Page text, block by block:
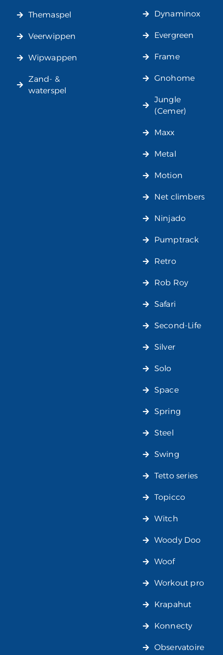
Themaspel
Veerwippen
Wipwappen
Zand- &
waterspel
Dynaminox
Evergreen
Frame
Gnohome
Jungle
(Cemer)
Maxx
Metal
Motion
Net climbers
Ninjado
Pumptrack
Retro
Rob Roy
Safari
Second-Life
Silver
Solo
Space
Spring
Steel
Swing
Tetto series
Topicco
Witch
Woody Doo
Woof
Workout pro
Krapahut
Konnecty
Observatoire